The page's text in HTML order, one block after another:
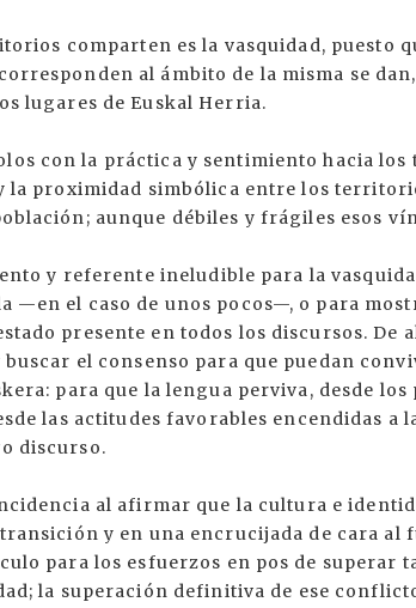
comparten es la vasquidad, puesto
al ámbito de la misma se
lugares de Euskal Herria.
con la práctica y sentimiento hacia
la proximidad simbólica entre los
aunque débiles y frágiles esos
y referente ineludible para la
—en el caso de unos pocos—, o para
presente en todos los discursos. De
el consenso para que puedan
para que la lengua perviva, desde
las actitudes favorables encendidas a
discurso.
al afirmar que la cultura e
y en una encrucijada de cara
para los esfuerzos en pos de superar
la superación definitiva de ese